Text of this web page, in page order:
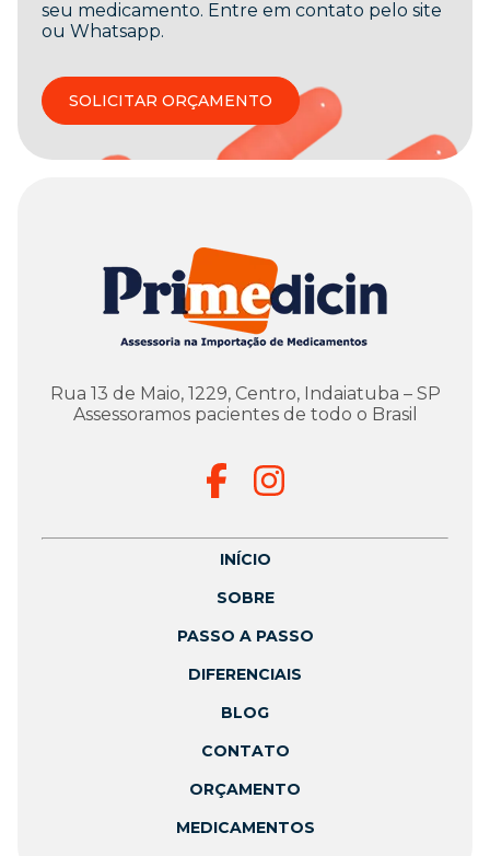
seu medicamento. Entre em contato pelo site
ou Whatsapp.
SOLICITAR ORÇAMENTO
Rua 13 de Maio, 1229, Centro, Indaiatuba – SP
Assessoramos pacientes de todo o Brasil
INÍCIO
SOBRE
PASSO A PASSO
DIFERENCIAIS
BLOG
CONTATO
ORÇAMENTO
MEDICAMENTOS